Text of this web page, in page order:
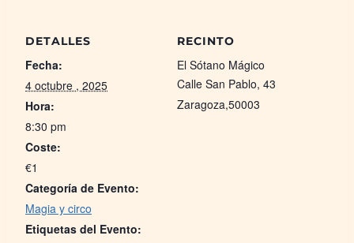
DETALLES
Fecha:
4 octubre , 2025
Hora:
8:30 pm
Coste:
€1
Categoría de Evento:
Magia y circo
Etiquetas del Evento:
RECINTO
El Sótano Mágico
Calle San Pablo, 43
Zaragoza,50003